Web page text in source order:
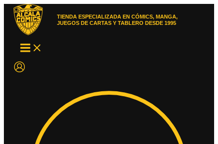
contenido
TIENDA ESPECIALIZADA EN CÓMICS, MANGA,
JUEGOS DE CARTAS Y TABLERO DESDE 1995